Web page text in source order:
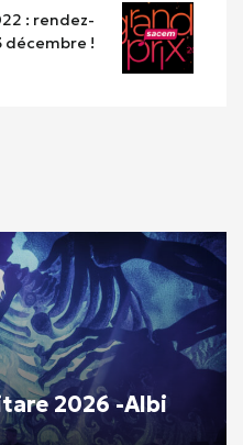
: rendez-
décembre !
2026 -Albi